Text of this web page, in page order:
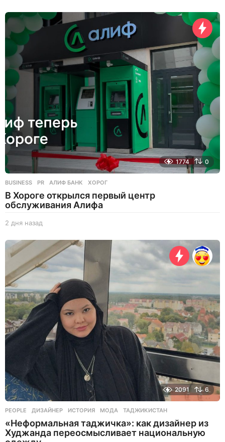
н
я
д
1774 0
BUSINESS ,PR АЛИФ БАНК ,ХОРОГ
В Хороге открылся первый центр
обслуживания Алифа
2 дня назад
н
я
н
а
а
д
2091 6
PEOPLE ДИЗАЙНЕР ,ИСТОРИЯ ,МОДА ,ТАДЖИКИСТАН
«Неформальная таджичка»: как дизайнер из
Худжанда переосмысливает национальную